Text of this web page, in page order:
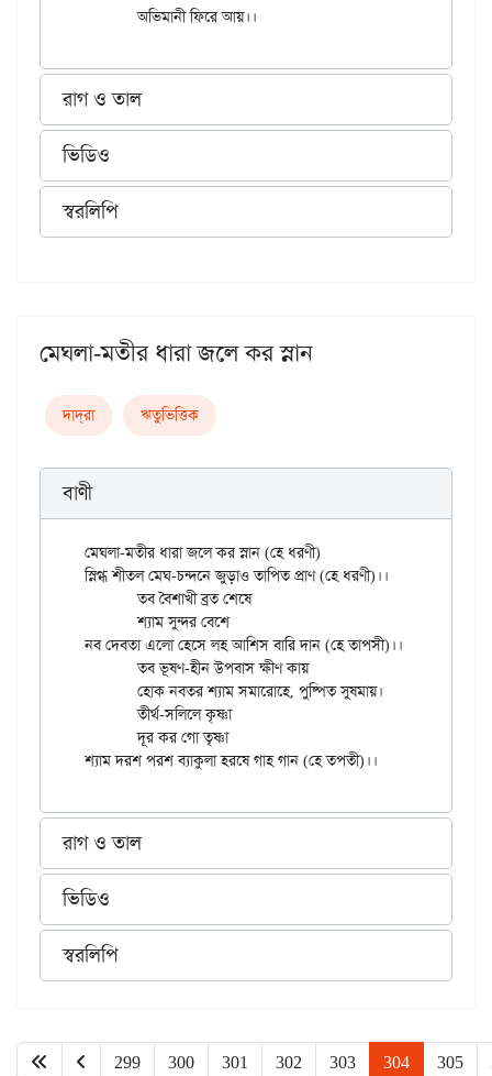
রাগ ও তাল
ভিডিও
স্বরলিপি
মেঘলা-মতীর ধারা জলে কর স্নান
দাদ্‌রা ঋতুভিত্তিক
বাণী
মেঘলা-মতীর ধারা জলে কর স্নান (হে ধরণী)
স্নিগ্ধ শীতল মেঘ-চন্দনে জুড়াও তাপিত প্রাণ (হে ধরণী)।।
	তব বৈশাখী ব্রত শেষে
	শ্যাম সুন্দর বেশে
নব দেবতা এলো হেসে লহ আশিস বারি দান (হে তাপসী)।।
	তব ভূষণ-হীন উপবাস ক্ষীণ কায়
	তীর্থ-সলিলে কৃষ্ণা
	দূর কর গো তৃষ্ণা
রাগ ও তাল
ভিডিও
স্বরলিপি
299 300 301 302 303 304 305